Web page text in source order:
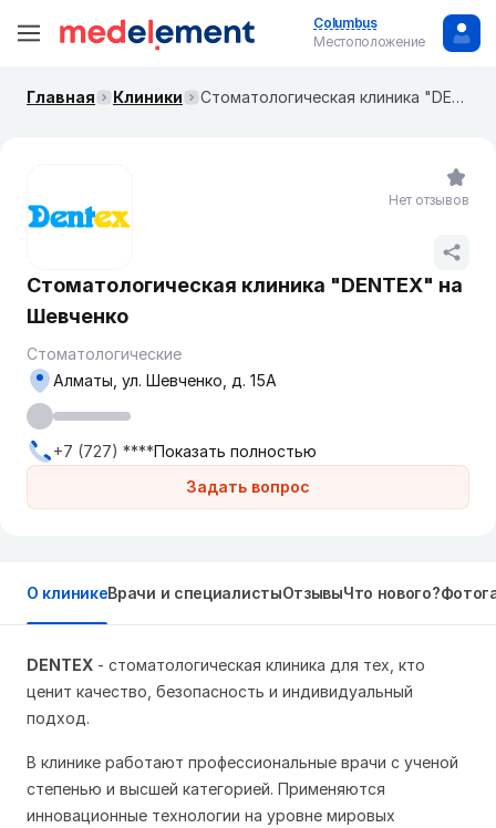
Columbus
Местоположение
Главная Клиники Стоматологическая клиника "DENTEX" на Шевченко
Стоматологическая клиника "DENTEX" на
Шевченко
Стоматологические
Задать вопрос
Алматы, ул. Шевченко, д. 15А
+7 (727) ****Показать полностью
Нет отзывов
О клиникеВрачи и специалистыОтзывыЧто нового?
DENTEX - стоматологическая клиника для тех, кто
ценит качество, безопасность и индивидуальный
подход.
В клинике работают профессиональные врачи с ученой
степенью и высшей категорией. Применяются
инновационные технологии на уровне мировых